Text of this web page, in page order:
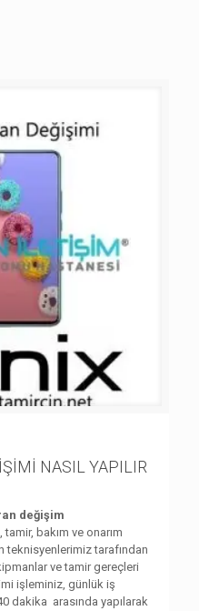
NASIL YAPILIR
değişim
bakım ve onarım
teknisyenlerimiz tarafından
ve tamir gereçleri
işleminiz, günlük iş
dakika arasında yapılarak